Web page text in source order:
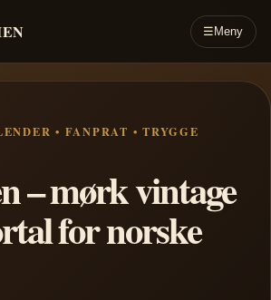
☰ Meny
• FANPRAT • TRYGGE
– mørk vintage
for norske